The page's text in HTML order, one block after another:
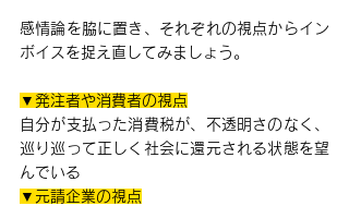
感情論を脇に置き、それぞれの視点からイン
ボイスを捉え直してみましょう。
▼発注者や消費者の視点
自分が支払った消費税が、不透明さのなく、
巡り巡って正しく社会に還元される状態を望
んでいる
▼元請企業の視点